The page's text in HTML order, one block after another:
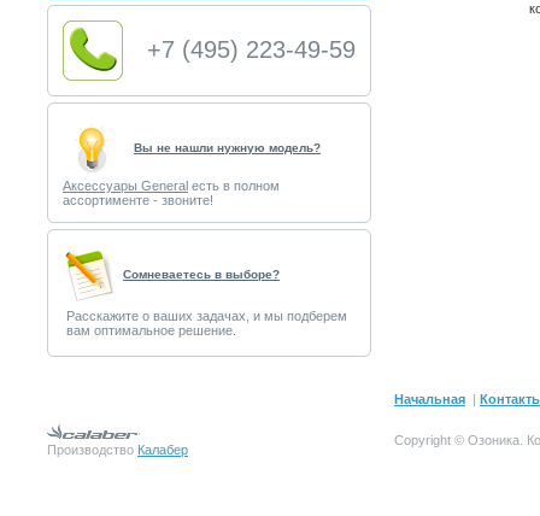
+7 (495) 223-49-59
Вы не нашли нужную модель?
Аксессуары General есть в полном
ассортименте - звоните!
Cомневаетесь в выборе?
Расскажите о ваших задачах, и мы подберем
вам оптимальное решение.
Начальная |
Производство Калабер
Copyright © Озоника.